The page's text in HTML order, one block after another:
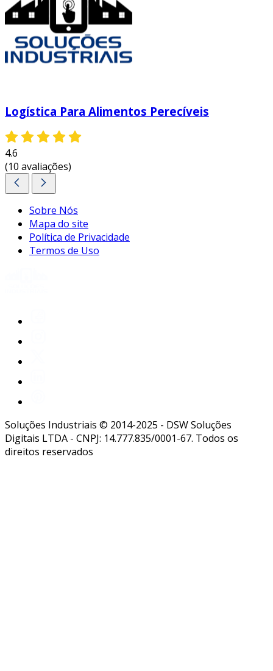
Logística Para Alimentos Perecíveis
4.6
(10 avaliações)
Sobre Nós
Mapa do site
Política de Privacidade
Termos de Uso
Soluções Industriais © 2014-2025 - DSW Soluções
Digitais LTDA - CNPJ: 14.777.835/0001-67. Todos os
direitos reservados